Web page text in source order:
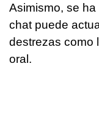
Asimismo, se
chat puede
destrezas como
oral.